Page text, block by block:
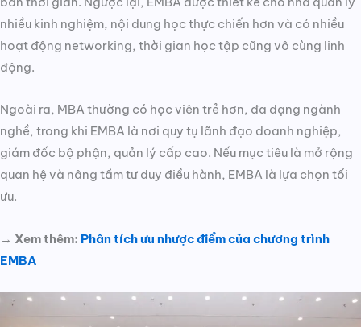
nhiều kinh nghiệm, nội dung học thực chiến hơn và có nhiều
hoạt động networking, thời gian học tập cũng vô cùng linh
động.
Ngoài ra, MBA thường có học viên trẻ hơn, đa dạng ngành
nghề, trong khi EMBA là nơi quy tụ lãnh đạo doanh nghiệp,
giám đốc bộ phận, quản lý cấp cao. Nếu mục tiêu là mở rộng
quan hệ và nâng tầm tư duy điều hành, EMBA là lựa chọn tối
ưu.
→ Xem thêm: Phân tích ưu nhược điểm của chương trình
EMBA